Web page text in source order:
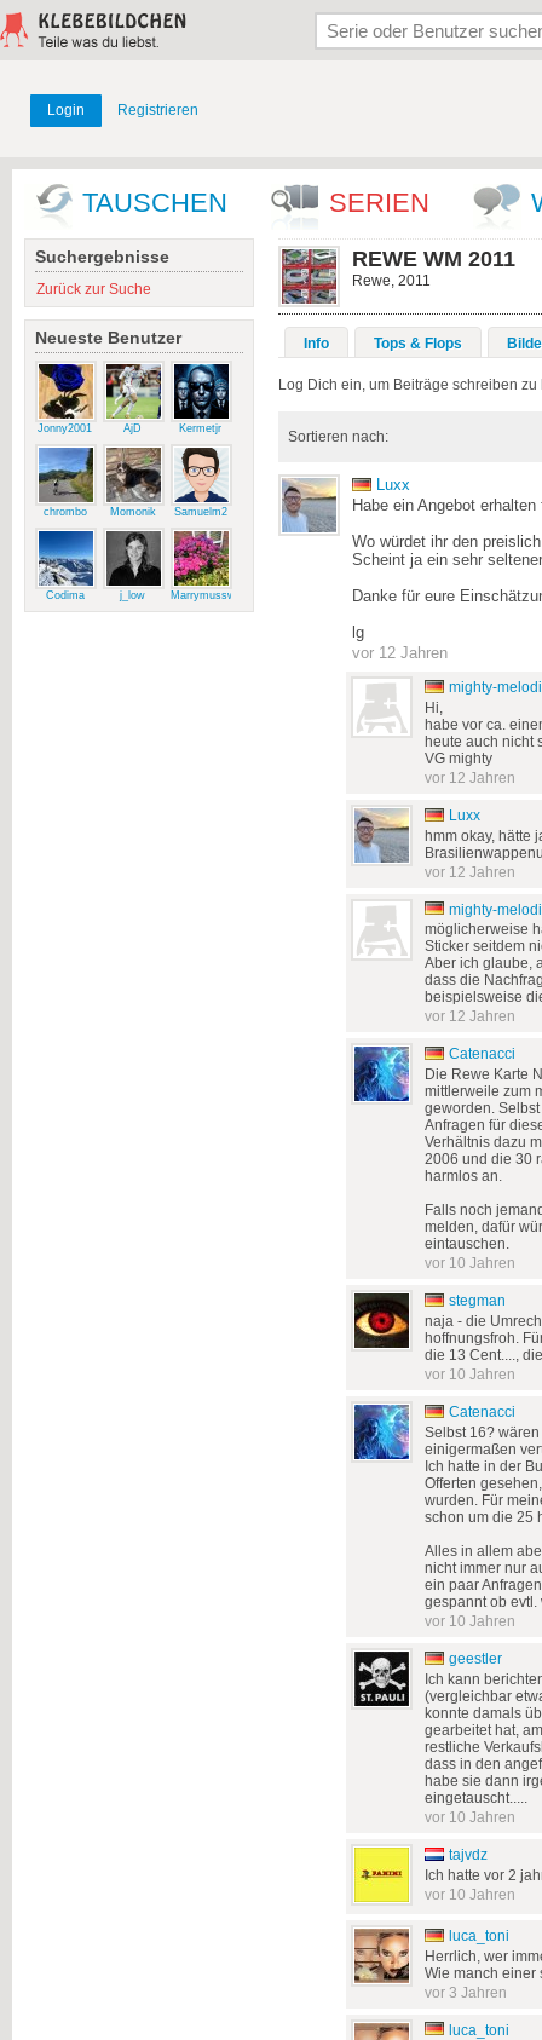
Login Registrieren
TAUSCHEN SERIEN
Suchergebnisse
Zurück zur Suche
Neueste Benutzer
Jonny2001 AjD Kermetjr
chrombo Momonik Samuelm2
Codima j_low Marrymussweg
REWE WM 2011
Rewe, 2011
Info Tops & Flops
Log Dich ein, um Beiträge schreiben zu
Sortieren nach:
Luxx
Habe ein Angebot
Wo würdet ihr den
Scheint ja ein sehr
Danke für eure
lg
vor 12 Jahren
mighty-
Hi,
habe vor ca.
heute auch nicht
VG mighty
vor 12 Jahren
Luxx
hmm okay, hätte
vor 12 Jahren
mighty-
möglicherweise
Sticker seitdem
Aber ich glaube,
dass die
beispielsweise
vor 12 Jahren
Catenacci
Die Rewe Karte
mittlerweile zum
geworden.
Anfragen für
Verhältnis dazu
2006 und die 30
harmlos an.
Falls noch
melden, dafür
eintauschen.
vor 10 Jahren
stegman
naja - die
hoffnungsfroh.
die 13 Cent....,
vor 10 Jahren
Catenacci
Selbst 16?
einigermaßen
Ich hatte in der
Offerten
wurden. Für
schon um die 25
Alles in allem
nicht immer nur
ein paar
gespannt ob evtl.
vor 10 Jahren
geestler
Ich kann
(vergleichbar
konnte damals
gearbeitet hat,
restliche
dass in den
habe sie dann
eingetauscht.....
vor 10 Jahren
tajvdz
Ich hatte vor 2
vor 10 Jahren
luca_toni
Herrlich, wer
Wie manch einer
vor 3 Jahren
luca_toni